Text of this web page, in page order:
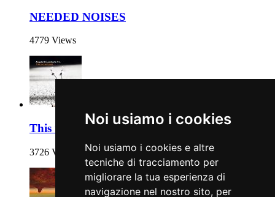
Noi usiamo i cookies
Noi usiamo i cookies e altre
tecniche di tracciamento per
migliorare la tua esperienza di
navigazione nel nostro sito, per
NEEDED NOISES
4779 Views
This too will pass
3726 Views